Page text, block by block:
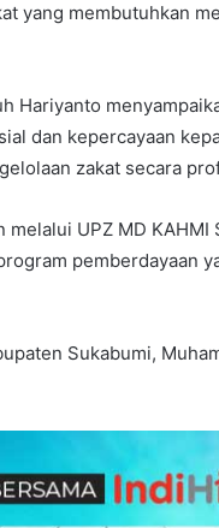
yang membutuhkan
Hariyanto
dan kepercayaan
zakat secara
melalui UPZ MD
pemberdayaan
Sukabumi,